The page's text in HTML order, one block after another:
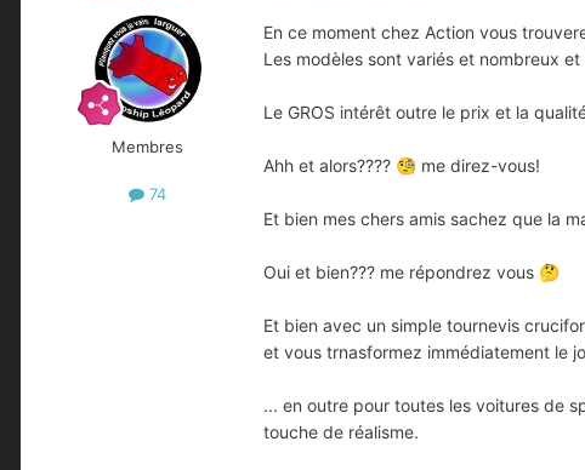
Membres
74
En ce moment chez Action vous
Les modèles sont variés et nombreux
Le GROS intérêt outre le prix et la
Ahh et alors???? 🧐 me direz-vous!
Et bien mes chers amis sachez que la
Oui et bien??? me répondrez vous 🤔
Et bien avec un simple tournevis
et vous trnasformez immédiatement le
... en outre pour toutes les voitures de
touche de réalisme.